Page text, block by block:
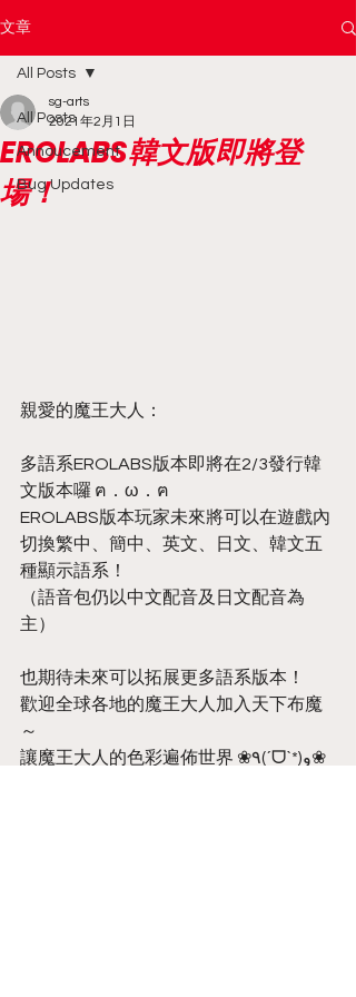
文章
All Posts
Annoucement
Bug Updates
All Posts
EROLABS韓文版即將登
場！
sg-arts
2021年2月1日
親愛的魔王大人：
多語系EROLABS版本即將在2/3發行韓
文版本囉 ฅ．ω．ฅ
EROLABS版本玩家未來將可以在遊戲內
切換繁中、簡中、英文、日文、韓文五
種顯示語系！
（語音包仍以中文配音及日文配音為
主）
也期待未來可以拓展更多語系版本！
歡迎全球各地的魔王大人加入天下布魔
～
讓魔王大人的色彩遍佈世界 ❀٩(ˊᗜˋ*)و❀